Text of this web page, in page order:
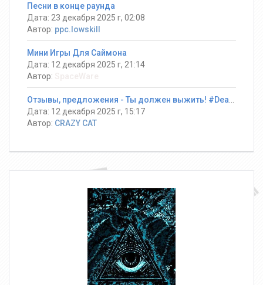
Песни в конце раунда
Дата: 23 декабря 2025 г, 02:08
Автор: ppc.lowskill
Мини Игры Для Саймона
Дата: 12 декабря 2025 г, 21:14
Автор:
Дата: 12 декабря 2025 г, 15:17
Автор: CRAZY CAT